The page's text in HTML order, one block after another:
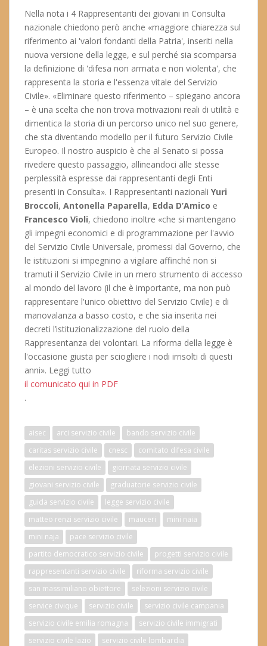
Nella nota i 4 Rappresentanti dei giovani in Consulta
nazionale chiedono però anche «maggiore chiarezza sul
riferimento ai 'valori fondanti della Patria', inseriti nella
nuova versione della legge, e sul perché sia scomparsa
la definizione di 'difesa non armata e non violenta', che
rappresenta la storia e l'essenza vitale del Servizio
Civile». «Eliminare questo riferimento – spiegano ancora
– è una scelta che non trova motivazioni reali di utilità e
dimentica la storia di un percorso unico nel suo genere,
che sta diventando modello per il futuro Servizio Civile
Europeo. Il nostro auspicio è che al Senato si possa
rivedere questo passaggio, allineandoci alle stesse
perplessità espresse dai rappresentanti degli Enti
presenti in Consulta». I Rappresentanti nazionali Yuri
Broccoli, Antonella Paparella, Edda D’Amico e
Francesco Violi, chiedono inoltre «che si mantengano
gli impegni economici e di programmazione per l'avvio
del Servizio Civile Universale, promessi dal Governo, che
le istituzioni si impegnino a vigilare affinché non si
tramuti il Servizio Civile in un mero strumento di accesso
al mondo del lavoro (il che è importante, ma non può
rappresentare l'unico obiettivo del Servizio Civile) e di
manovalanza a basso costo, e che sia inserita nei
decreti l’istituzionalizzazione del ruolo della
Rappresentanza dei volontari. La riforma della legge è
l'occasione giusta per sciogliere i nodi irrisolti di questi
anni». Leggi tutto
il comunicato qui in PDF
.
aisec arci servizio civile
bando servizio civile
caritas servizio civile
cnesc
comitato difesa civile
elezioni servizio civile
giornata servizio civile
giovani servizio civile
graduatorie servizio civile
guida servizio civile
legge servizio civile
matteo renzi servizio civile
mauceri
mini naia
mini naja
pace servizio civile
partito democratico servizio civile
progetti servizio civile
rappresentanti servizio civile
riforma servizio civile
san massimiliano obiettore
selezioni servizio civile
service civique
servizio civile
servizio civile campania
servizio civile emilia romagna
servizio civile immigrati
servizio civile lazio
servizio civile lombardia